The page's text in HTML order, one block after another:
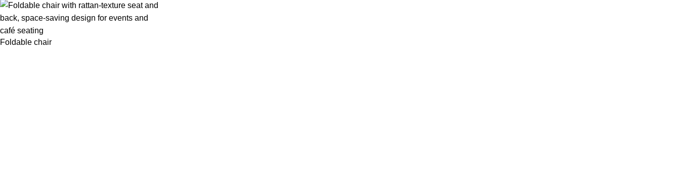
Foldable chair